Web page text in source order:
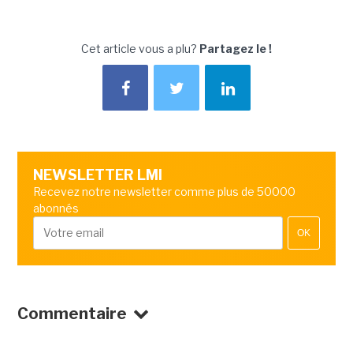
Cet article vous a plu? Partagez le !
NEWSLETTER LMI
Recevez notre newsletter comme plus de 50000
abonnés
OK
Commentaire